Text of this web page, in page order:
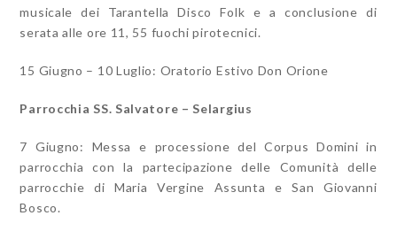
musicale dei Tarantella Disco Folk e a conclusione di
serata alle ore 11, 55 fuochi pirotecnici.
15 Giugno – 10 Luglio: Oratorio Estivo Don Orione
Parrocchia SS. Salvatore – Selargius
7 Giugno: Messa e processione del Corpus Domini in
parrocchia con la partecipazione delle Comunità delle
parrocchie di Maria Vergine Assunta e San Giovanni
Bosco.